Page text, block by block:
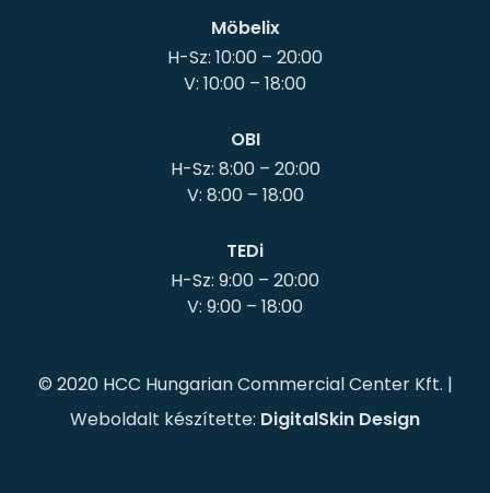
Möbelix
H-Sz: 10:00 – 20:00
OBI
H-Sz: 8:00 – 20:00
V: 8:00 – 18:00
TEDi
H-Sz: 9:00 – 20:00
© 2020 HCC Hungarian Commercial Center Kft. |
Weboldalt készítette: DigitalSkin Design